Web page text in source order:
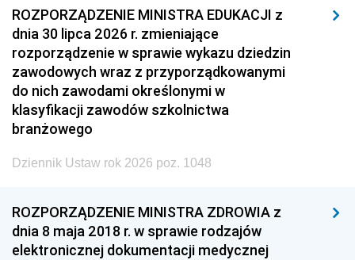
ROZPORZĄDZENIE MINISTRA EDUKACJI z
dnia 30 lipca 2026 r. zmieniające
rozporządzenie w sprawie wykazu dziedzin
zawodowych wraz z przyporządkowanymi
do nich zawodami określonymi w
klasyfikacji zawodów szkolnictwa
branżowego
Dziennik Ustaw rok 2026 poz. 1048
ROZPORZĄDZENIE MINISTRA ZDROWIA z
dnia 8 maja 2018 r. w sprawie rodzajów
elektronicznej dokumentacji medycznej